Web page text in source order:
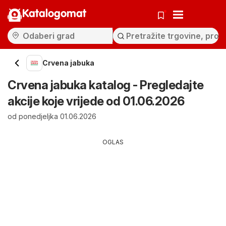
Katalogomat
Crvena jabuka
Crvena jabuka katalog - Pregledajte
akcije koje vrijede od 01.06.2026
od ponedjeljka 01.06.2026
OGLAS